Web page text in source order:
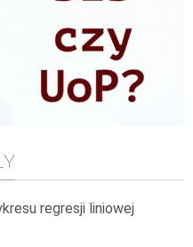
regresji liniowej